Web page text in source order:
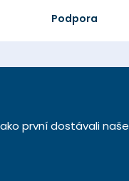
Podpora
první dostávali naše